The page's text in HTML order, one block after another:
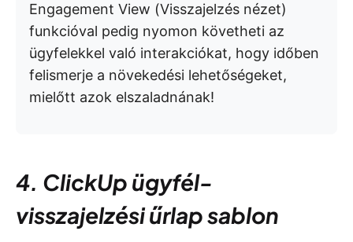
Engagement View (Visszajelzés nézet)
funkcióval pedig nyomon követheti az
ügyfelekkel való interakciókat, hogy időben
felismerje a növekedési lehetőségeket,
mielőtt azok elszaladnának!
4. ClickUp ügyfél-
visszajelzési űrlap sablon